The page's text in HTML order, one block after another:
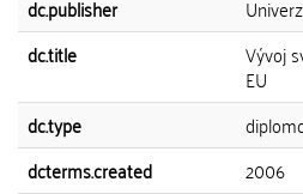
dc.publisher
dc.title
Vývoj
EU
dc.type
dcterms.created
2006